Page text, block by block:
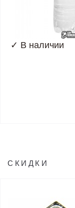
✓ В наличии
СКИДКИ